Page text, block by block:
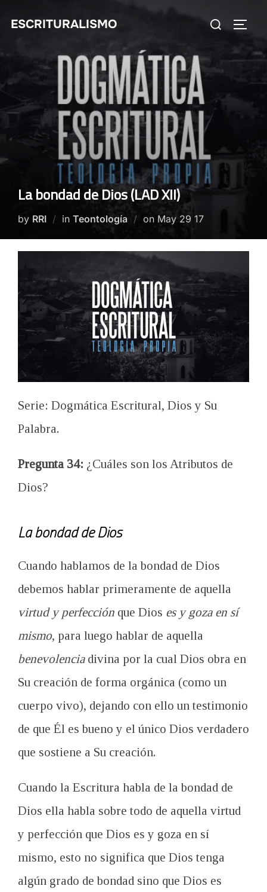
ESCRITURALISMO
Search
La bondad de Dios (LAD XII)
by RRI in Teontología on Posted
May 29 17
Serie: Dogmática Escritural, Dios y Su
Palabra.
Pregunta 34: ¿Cuáles son los Atributos de
Dios?
La bondad de Dios
Cuando hablamos de la bondad de Dios
debemos hablar primeramente de aquella
virtud y perfección que Dios es y goza en sí
mismo, para luego hablar de aquella
benevolenciadivina por la cual Dios obra en
Su creación de forma orgánica (como un
cuerpo vivo), dejando con ello un testimonio
de que Él es bueno y el único Dios verdadero
que sostiene a Su creación.
Cuando la Escritura habla de la bondad de
Dios ella habla sobre todo de aquella virtud
y perfección que Dios es y goza en sí
mismo, esto no significa que Dios tenga
algún grado de bondad sino que Dios es